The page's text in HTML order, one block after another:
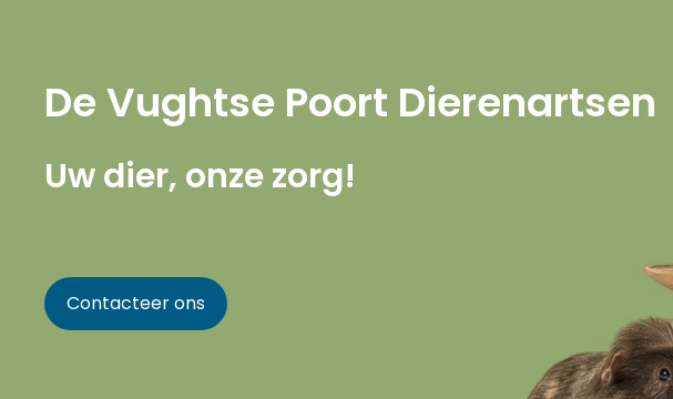
De Vughtse Poort Dierenartsen
Uw dier, onze zorg!
Contacteer ons